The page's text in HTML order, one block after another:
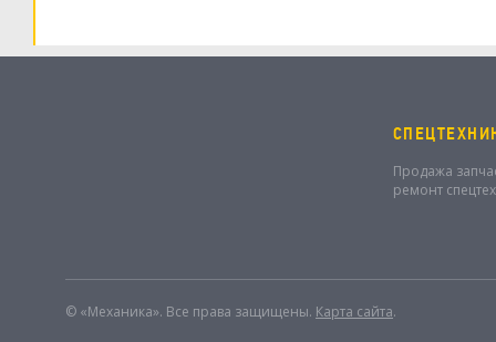
Продажа
ремонт
© «Механика». Все права защищены. Карта сайта.